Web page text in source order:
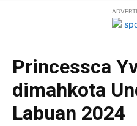
Princessca
dimahkota
Labuan 2024